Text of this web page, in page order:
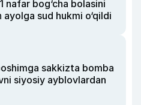
nafar bog‘cha bolasini
sud hukmi o‘qildi
sakkizta bomba
siyosiy ayblovlardan